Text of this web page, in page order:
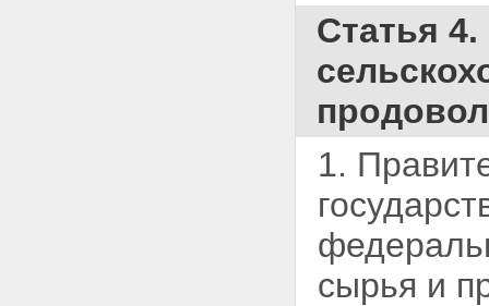
Статья
1.
сырья и